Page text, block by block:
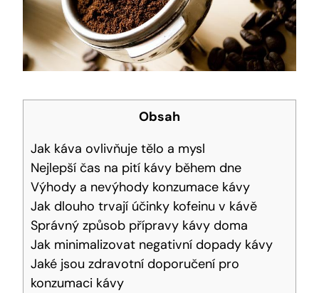
Obsah
Jak káva ‍ovlivňuje ⁢tělo⁢ a mysl
Nejlepší čas na pití kávy během dne
Výhody a nevýhody konzumace kávy
Jak dlouho trvají účinky kofeinu v ⁤kávě
Správný způsob přípravy kávy doma
Jak minimalizovat negativní ⁣dopady kávy
Jaké jsou zdravotní doporučení pro
konzumaci ​kávy